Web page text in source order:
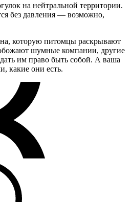
на нейтральной территории.
без давления — возможно,
которую питомцы раскрывают
шумные компании, другие
им право быть собой. А ваша
какие они есть.